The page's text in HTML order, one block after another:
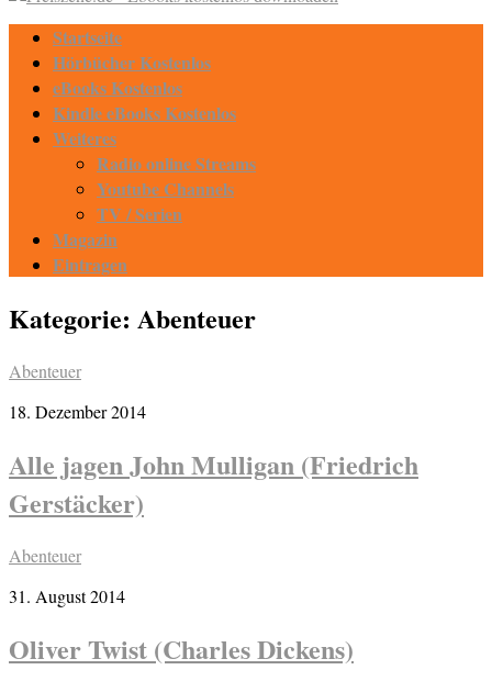
Startseite
Hörbücher Kostenlos
eBooks Kostenlos
Kindle eBooks Kostenlos
Weiteres
Radio online Streams
Youtube Channels
TV / Serien
Magazin
Eintragen
Kategorie: Abenteuer
Abenteuer
18. Dezember 2014
Alle jagen John Mulligan (Friedrich
Gerstäcker)
Abenteuer
31. August 2014
Oliver Twist (Charles Dickens)